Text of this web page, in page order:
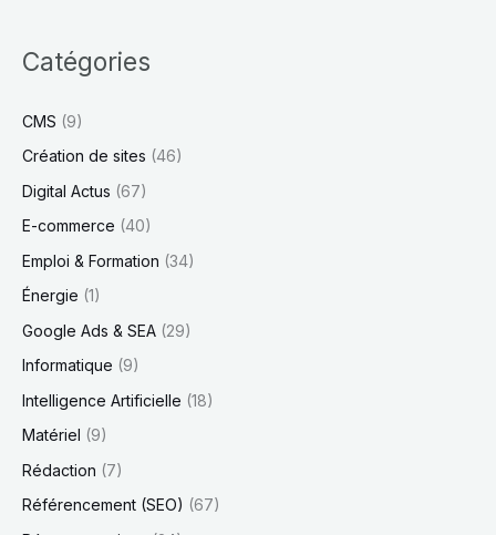
Catégories
CMS (9)
Création de sites (46)
Digital Actus (67)
E-commerce (40)
Emploi & Formation (34)
Énergie (1)
Google Ads & SEA (29)
Informatique (9)
Intelligence Artificielle (18)
Matériel (9)
Rédaction (7)
Référencement (SEO) (67)